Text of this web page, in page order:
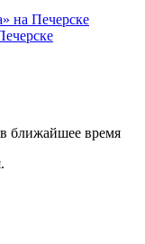
на Печерске
ближайшее время